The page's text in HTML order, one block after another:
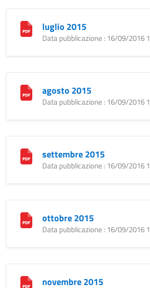
luglio 2015
Data pubblicazione : 16/09/2016
agosto 2015
Data pubblicazione : 16/09/2016
settembre 2015
Data pubblicazione : 16/09/2016
ottobre 2015
Data pubblicazione : 16/09/2016
novembre 2015